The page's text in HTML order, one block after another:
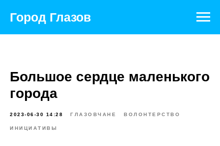
Город Глазов
Большое сердце маленького
города
2023-06-30 14:28 ГЛАЗОВЧАНЕ ВОЛОНТЕРСТВО
ИНИЦИАТИВЫ